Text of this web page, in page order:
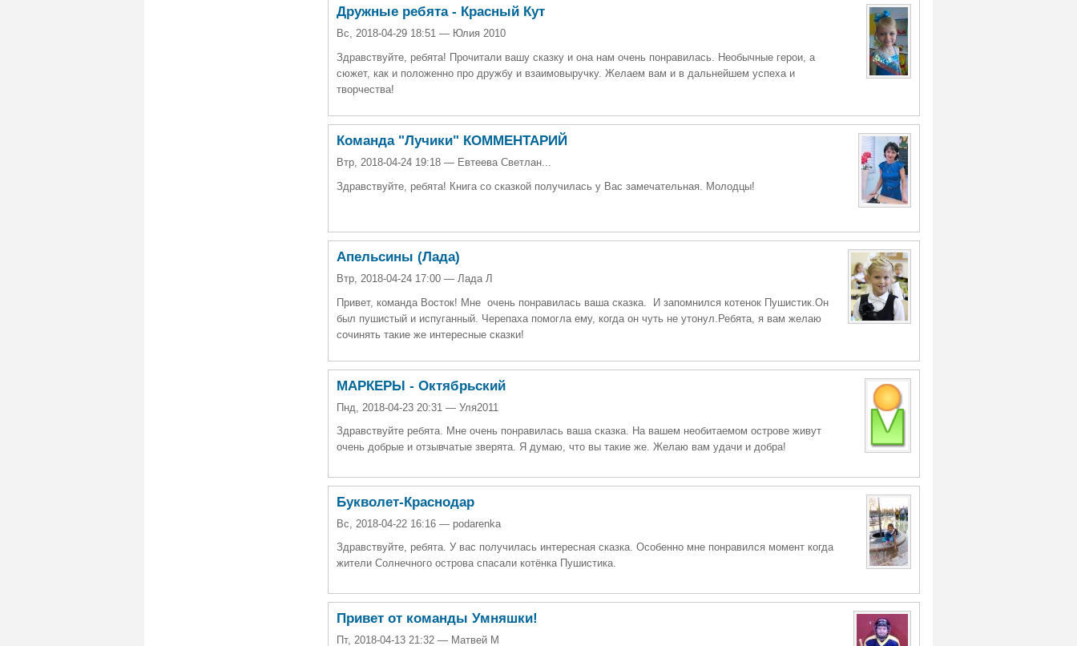
Дружные ребята - Красный Кут
Вс, 2018-04-29 18:51 — Юлия 2010
Здравствуйте, ребята! Прочитали вашу сказку и она нам очень понравилась. Необычные герои, а
сюжет, как и положенно про дружбу и взаимовыручку. Желаем вам и в дальнейшем успеха и
творчества!
Команда "Лучики" КОММЕНТАРИЙ
Втр, 2018-04-24 19:18 — Евтеева Светлан...
Здравствуйте, ребята! Книга со сказкой получилась у Вас замечательная. Молодцы!
Апельсины (Лада)
Втр, 2018-04-24 17:00 — Лада Л
Привет, команда Восток! Мне очень понравилась ваша сказка. И запомнился котенок Пушистик.Он
был пушистый и испуганный. Черепаха помогла ему, когда он чуть не утонул.Ребята, я вам желаю
сочинять такие же интересные сказки!
МАРКЕРЫ - Октябрьский
Пнд, 2018-04-23 20:31 — Уля2011
Здравствуйте ребята. Мне очень понравилась ваша сказка. На вашем необитаемом острове живут
очень добрые и отзывчатые зверята. Я думаю, что вы такие же. Желаю вам удачи и добра!
Букволет-Краснодар
Вс, 2018-04-22 16:16 — podarenka
Здравствуйте, ребята. У вас получилась интересная сказка. Особенно мне понравился момент когда
жители Солнечного острова спасали котёнка Пушистика.
Привет от команды Умняшки!
Пт, 2018-04-13 21:32 — Матвей М